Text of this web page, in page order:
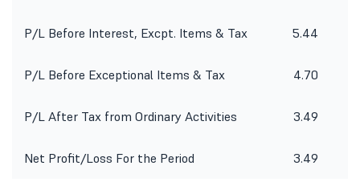
P/L Before Interest, Excpt. Items & Tax 5.44
P/L Before Exceptional Items & Tax 4.70
P/L After Tax from Ordinary Activities 3.49
Net Profit/Loss For the Period 3.49